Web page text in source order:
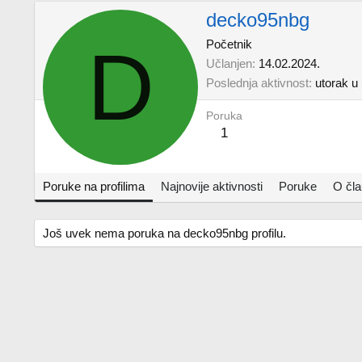
D
decko95nbg
Početnik
Učlanjen 14.02.2024.
Poslednja aktivnost utorak u
Poruka
1
Poruke na profilima Najnovije aktivnosti Poruke O
Još uvek nema poruka na decko95nbg profilu.